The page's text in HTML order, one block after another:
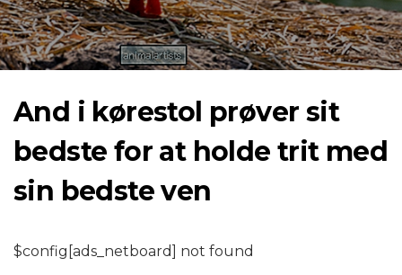
And i kørestol prøver sit
bedste for at holde trit med
sin bedste ven
$config[ads_netboard] not found